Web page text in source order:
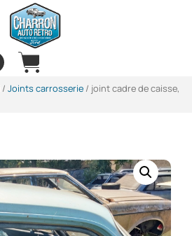
/ Joints carrosserie / joint cadre de caisse,